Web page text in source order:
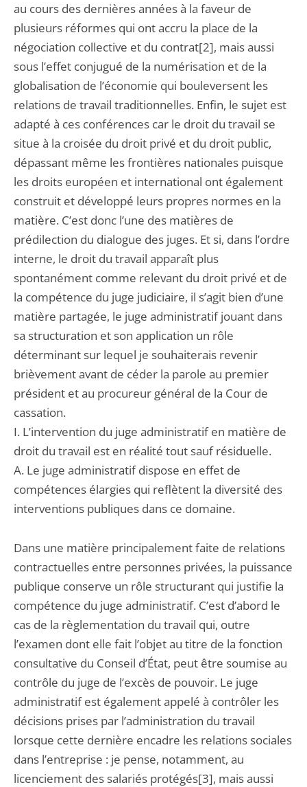
au cours des dernières années à la faveur de
plusieurs réformes qui ont accru la place de la
négociation collective et du contrat[2], mais aussi
sous l’effet conjugué de la numérisation et de la
globalisation de l’économie qui bouleversent les
relations de travail traditionnelles. Enfin, le sujet est
adapté à ces conférences car le droit du travail se
situe à la croisée du droit privé et du droit public,
dépassant même les frontières nationales puisque
les droits européen et international ont également
construit et développé leurs propres normes en la
matière. C’est donc l’une des matières de
prédilection du dialogue des juges. Et si, dans l’ordre
interne, le droit du travail apparaît plus
spontanément comme relevant du droit privé et de
la compétence du juge judiciaire, il s’agit bien d’une
matière partagée, le juge administratif jouant dans
sa structuration et son application un rôle
déterminant sur lequel je souhaiterais revenir
brièvement avant de céder la parole au premier
président et au procureur général de la Cour de
cassation.
I. L’intervention du juge administratif en matière de
droit du travail est en réalité tout sauf résiduelle.
A. Le juge administratif dispose en effet de
compétences élargies qui reflètent la diversité des
interventions publiques dans ce domaine.
Dans une matière principalement faite de relations
contractuelles entre personnes privées, la puissance
publique conserve un rôle structurant qui justifie la
compétence du juge administratif. C’est d’abord le
cas de la règlementation du travail qui, outre
l’examen dont elle fait l’objet au titre de la fonction
consultative du Conseil d’État, peut être soumise au
contrôle du juge de l’excès de pouvoir. Le juge
administratif est également appelé à contrôler les
décisions prises par l’administration du travail
lorsque cette dernière encadre les relations sociales
dans l’entreprise : je pense, notamment, au
licenciement des salariés protégés[3], mais aussi